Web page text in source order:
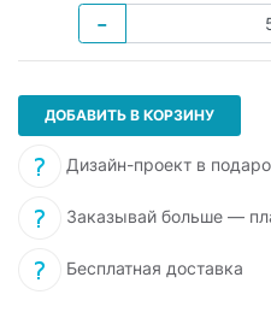
−
ДОБАВИТЬ В КОРЗИНУ
Дизайн-проект в
Заказывай больше —
Бесплатная доставка